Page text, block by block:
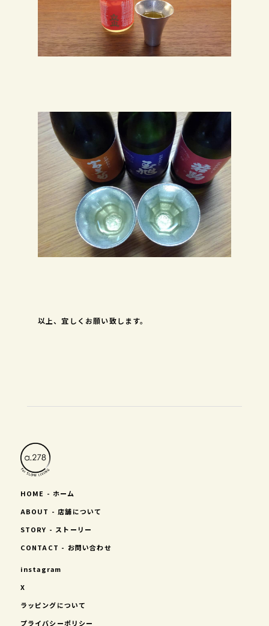
以上、宜しくお願い致します。
HOME - ホーム
ABOUT - 店舗について
STORY - ストーリー
CONTACT - お問い合わせ
instagram
X
ラッピングについて
プライバシーポリシー